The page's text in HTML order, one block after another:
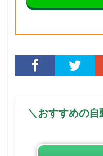
＼おすすめの